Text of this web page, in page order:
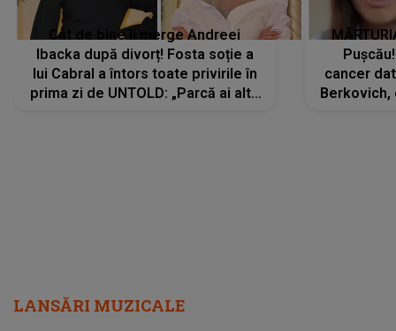
Cât de bine îi merge Andreei
Ibacka după divorț! Fosta soție a
lui Cabral a întors toate privirile în
prima zi de UNTOLD: „Parcă ai altă
cancer
LANSĂRI MUZICALE